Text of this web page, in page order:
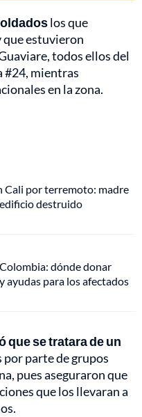
los que
que estuvieron
todos ellosdel
#24, mientras
en la zona.
Cali por terremoto: madre
destruido
dónde donar
ayudas para los afectados
que se tratara de un
parte de grupos
pues aseguraron que
que los llevaran a